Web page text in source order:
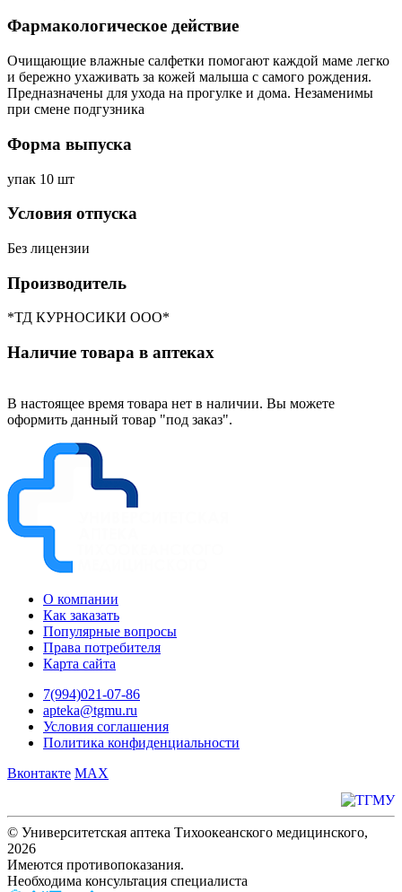
Фармакологическое действие
Очищающие влажные салфетки помогают каждой маме легко
и бережно ухаживать за кожей малыша с самого рождения.
Предназначены для ухода на прогулке и дома. Незаменимы
при смене подгузника
Форма выпуска
упак 10 шт
Условия отпуска
Без лицензии
Производитель
*ТД КУРНОСИКИ ООО*
Наличие товара в аптеках
В настоящее время товара нет в наличии. Вы можете
оформить данный товар "под заказ".
О компании
Как заказать
Популярные вопросы
Права потребителя
Карта сайта
7(994)021-07-86
apteka@tgmu.ru
Условия соглашения
Политика конфиденциальности
Вконтакте MAX
© Университетская аптека Тихоокеанского медицинского,
2026
Имеются противопоказания.
Необходима консультация специалиста